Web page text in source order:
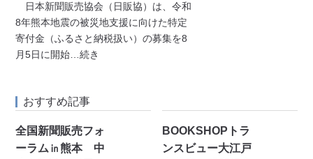
日本新聞販売協会（日販協）は、令和
8年熊本地震の被災地支援に向けた特定
寄付金（ふるさと納税扱い）の募集を8
月5日に開始 …続き
おすすめ記事
全国新聞販売フォ
ーラム㏌熊本 中
BOOKSHOPトラ
ンスビュー大江戸